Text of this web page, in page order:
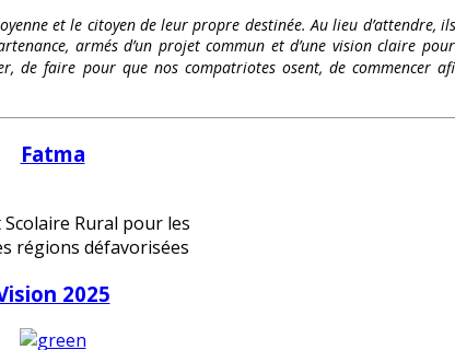
et le citoyen de leur propre destinée. Au lieu d’attendre,
armés d’un projet commun et d’une vision claire
de faire pour que nos compatriotes osent, de commencer
Fatma
Rural pour les
régions défavorisées
2025